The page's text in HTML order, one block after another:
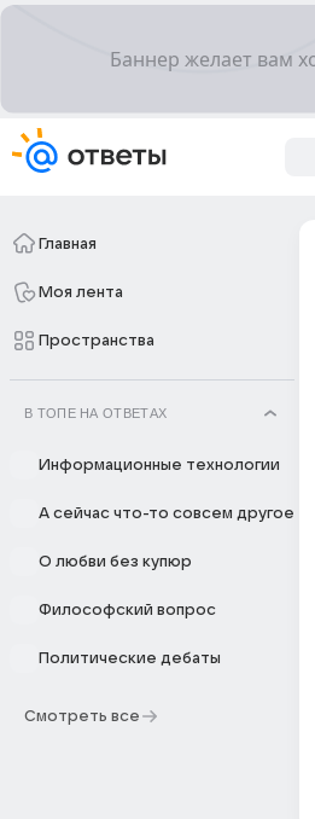
Главная
Моя лента
Пространства
В ТОПЕ НА ОТВЕТАХ
Информационные технологии
А сейчас что-то совсем другое
О любви без купюр
Философский вопрос
Политические дебаты
Смотреть все